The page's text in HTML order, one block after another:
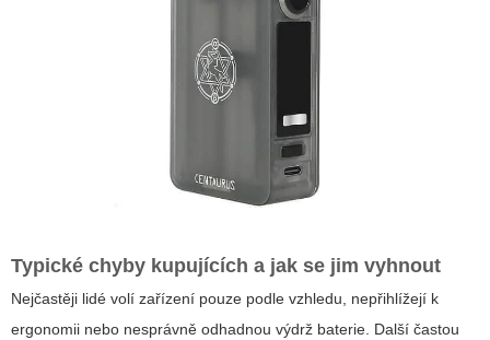
Typické chyby kupujících a jak se jim vyhnout
Nejčastěji lidé volí zařízení pouze podle vzhledu, nepřihlížejí k
ergonomii nebo nesprávně odhadnou výdrž baterie. Další častou